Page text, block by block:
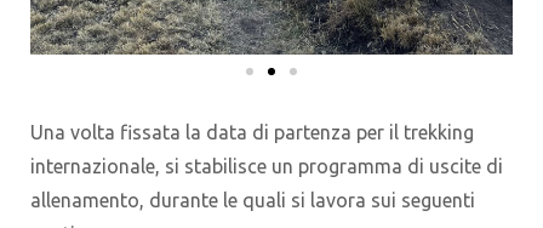
Una volta fissata la data di partenza per il trekking
internazionale, si stabilisce un programma di uscite di
allenamento, durante le quali si lavora sui seguenti